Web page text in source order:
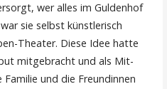
wer alles im Guldenhof
sie selbst künstlerisch
Theater. Diese Idee hatte
mitgebracht und als Mit-
und die Freundinnen